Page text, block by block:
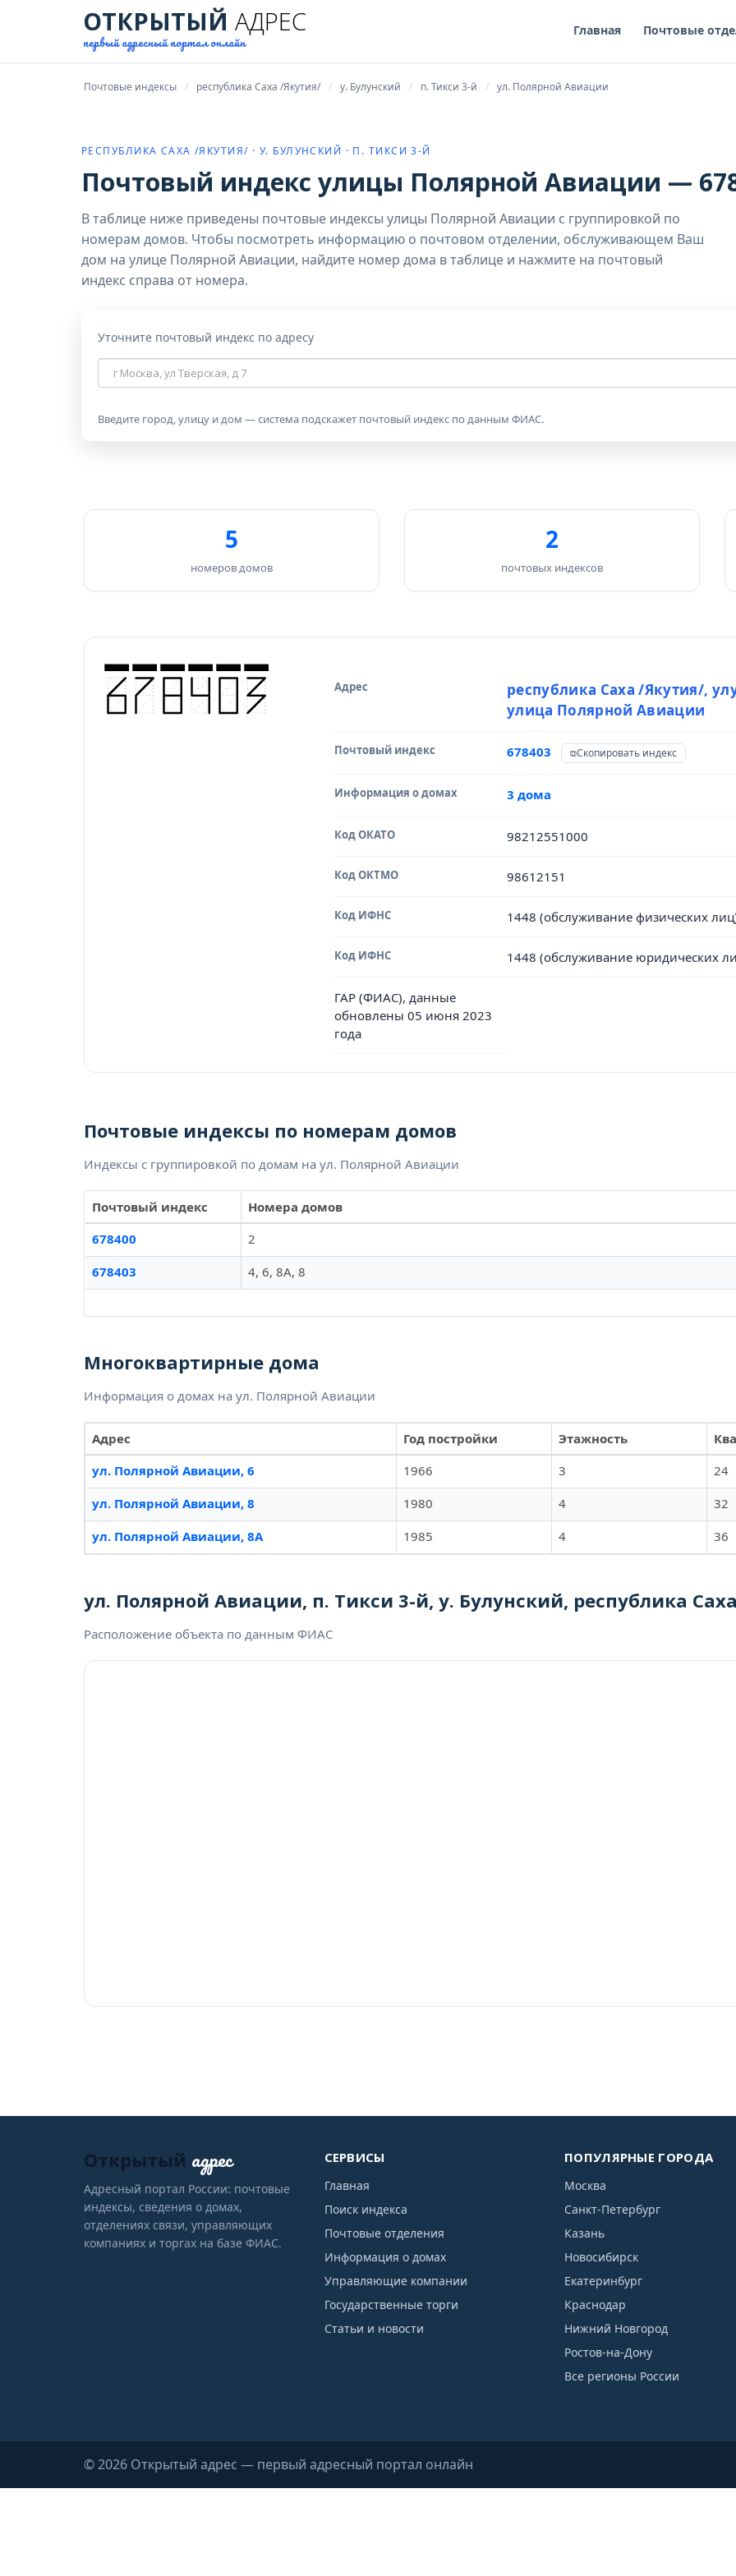
ОТКРЫТЫЙ АДРЕС
первый адресный портал онлайн
Главная Почтовые
Почтовые индексы республика Саха /Якутия/ у. Булунский п. Тикси 3-й ул. Полярной Авиации
РЕСПУБЛИКА САХА /ЯКУТИЯ/ · У. БУЛУНСКИЙ · П. ТИКСИ 3-Й
Почтовый индекс улицы Полярной Авиации —
В таблице ниже приведены почтовые индексы улицы Полярной Авиации с группировкой по
номерам домов. Чтобы посмотреть информацию о почтовом отделении, обслуживающем Ваш
дом на улице Полярной Авиации, найдите номер дома в таблице и нажмите на почтовый
индекс справа от номера.
Уточните почтовый индекс по адресу
Адрес
для
индекса
Введите город, улицу и дом — система подскажет почтовый индекс по данным ФИАС.
5
номеров домов
2
почтовых индексов
Адрес
республика Саха /Якутия/,
улица Полярной Авиации
Почтовый индекс 678403 Скопировать индекс
Информация о домах 3 дома
Код ОКАТО 98212551000
Код ОКТМО 98612151
Код ИФНС 1448 (обслуживание физических
Код ИФНС 1448 (обслуживание юридических
Источник данных
ГАР (ФИАС), данные
обновлены 05 июня 2023
года
Почтовые индексы по номерам домов
Индексы с группировкой по домам на ул. Полярной Авиации
Почтовый индекс
Номера домов
678400
2
678403
4, 6, 8А, 8
Многоквартирные дома
Информация о домах на ул. Полярной Авиации
Адрес Год постройки Этажность
ул. Полярной Авиации, 6
1966 3
24
ул. Полярной Авиации, 8
1980 4
32
ул. Полярной Авиации, 8А
1985 4 36
ул. Полярной Авиации, п. Тикси 3-й, у. Булунский, республика
Расположение объекта по данным ФИАС
Открытый адрес
Адресный портал России: почтовые
индексы, сведения о домах,
отделениях связи, управляющих
компаниях и торгах на базе ФИАС.
СЕРВИСЫ
Главная
Поиск индекса
Почтовые отделения
Информация о домах
Управляющие компании
Государственные торги
Статьи и новости
ПОПУЛЯРНЫЕ ГОРОДА
Москва
Санкт-Петербург
Казань
Новосибирск
Екатеринбург
Краснодар
Нижний Новгород
Ростов-на-Дону
Все регионы России
© 2026 Открытый адрес — первый адресный портал онлайн